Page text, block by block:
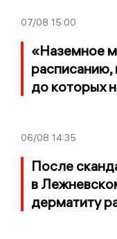
07/08 15:00
«Наземное
расписанию,
до которых
06/08 14:35
После
в
дерматиту